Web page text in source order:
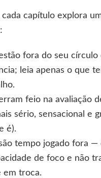
capítulo explora
fora do seu círculo
leia apenas o que
feio na avaliação
sério, sensacional e
é).
tempo jogado fora —
de foco e não
em troca.